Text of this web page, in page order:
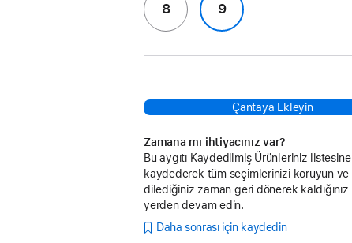
8 9
Çantaya Ekleyin
Zamana mı ihtiyacınız var?
Bu aygıtı Kaydedilmiş Ürünleriniz listesine
kaydederek tüm seçimlerinizi koruyun ve
dilediğiniz zaman geri dönerek kaldığınız
yerden devam edin.
Daha sonrası için kaydedin